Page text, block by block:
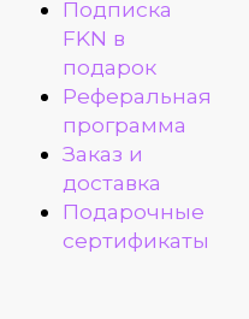
Подписка
FKN в
подарок
Реферальная
программа
Заказ и
доставка
Подарочные
сертификаты